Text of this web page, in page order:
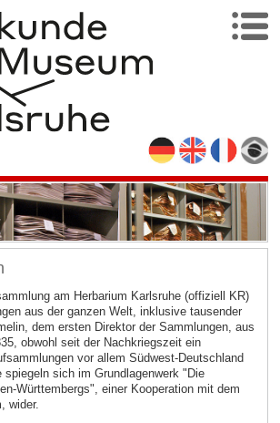
am Herbarium Karlsruhe (offiziell KR)
aus der ganzen Welt, inklusive tausender
dem ersten Direktor der Sammlungen, aus
obwohl seit der Nachkriegszeit ein
vor allem Südwest-Deutschland
spiegeln sich im Grundlagenwerk "Die
Württembergs", einer Kooperation mit dem
wider.